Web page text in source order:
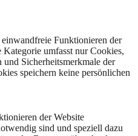
Funktionieren der
umfasst nur Cookies,
Sicherheitsmerkmale der
speichern keine persönlichen
der Website
sind und speziell dazu